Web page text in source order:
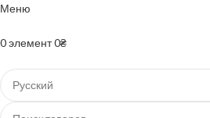
Меню
0элемент0₴